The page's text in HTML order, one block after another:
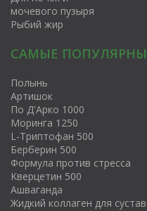
мочевого пузыря
Рыбий жир
САМЫЕ
Полынь
Артишок
По Д'Арко 1000
Моринга 1250
L-Триптофан 500
Берберин 500
Формула против стресса
Kверцетин 500
Ашваганда
Жидкий коллаген для